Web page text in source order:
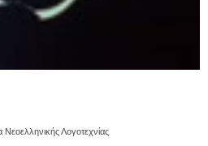
Λογοτεχνίας